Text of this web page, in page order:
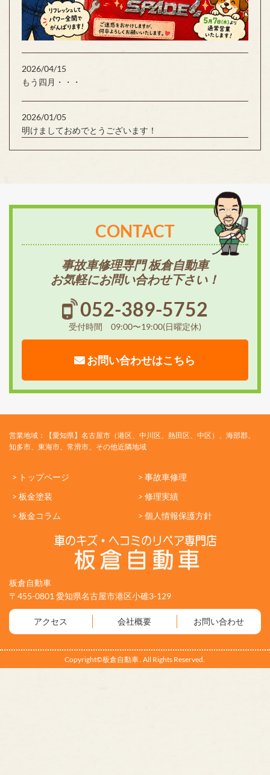
2026/04/15
もう四月・・・
2026/01/05
明けましておめでとうございます！
CONTACT
事故車修理専門 板倉自動車
お気軽にお問い合わせ下さい！
052-389-5752
受付時間 09:00〜19:00(日曜定休)
お問い合わせはこちら
営業地域：【愛知県】名古屋市（港区、中川区、熱田区、中区）、海部郡、
知多市、東海市、常滑市、その他近隣地域
> トップページ
> 事故車修理
> 板金塗装
> 修理実績
> 板金コラム
> 個人情報保護方針
板倉自動車
〒455-0801 愛知県名古屋市港区小碓3-129
アクセス 会社概要 お問い合わせ
Copyright©板倉自動車 . All Rights Reserved.